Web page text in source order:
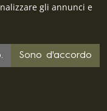
gli annunci e
Sono d'accordo